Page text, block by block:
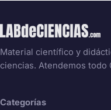
Material científico y
ciencias. Atendemos todo
Categorías